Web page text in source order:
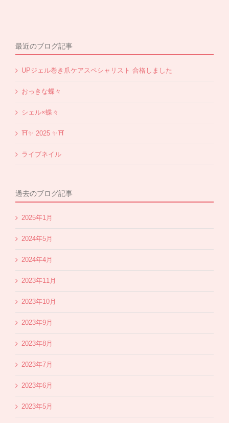
最近のブログ記事
UPジェル巻き爪ケアスペシャリスト 合格しました
おっきな蝶々
シェル×蝶々
⛩✨️ 2025 ✨️⛩
ライブネイル
過去のブログ記事
2025年1月
2024年5月
2024年4月
2023年11月
2023年10月
2023年9月
2023年8月
2023年7月
2023年6月
2023年5月